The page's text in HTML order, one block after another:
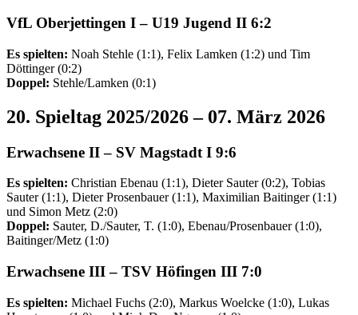
VfL Oberjettingen I – U19 Jugend II 6:2
Es spielten: Noah Stehle (1:1), Felix Lamken (1:2) und Tim
Döttinger (0:2)
Doppel: Stehle/Lamken (0:1)
20. Spieltag 2025/2026 – 07. März 2026
Erwachsene II– SV Magstadt I 9:6
Es spielten: Christian Ebenau (1:1), Dieter Sauter (0:2), Tobias
Sauter (1:1), Dieter Prosenbauer (1:1), Maximilian Baitinger (1:1)
und Simon Metz (2:0)
Doppel: Sauter, D./Sauter, T. (1:0), Ebenau/Prosenbauer (1:0),
Baitinger/Metz (1:0)
Erwachsene III– TSV Höfingen III 7:0
Es spielten: Michael Fuchs (2:0), Markus Woelcke (1:0), Lukas